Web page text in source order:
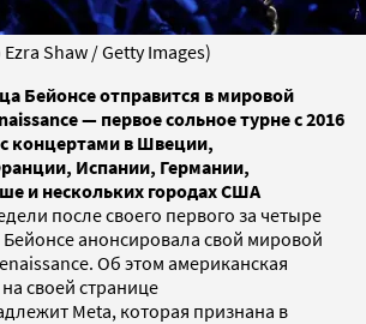
Shaw / Getty Images)
Бейонсе отправится в мировой
— первое сольное турне с 2016
концертами в Швеции,
Испании, Германии,
и нескольких городах США
после своего первого за четыре
Бейонсе анонсировала свой мировой
Об этом американская
своей странице
Meta, которая признана в